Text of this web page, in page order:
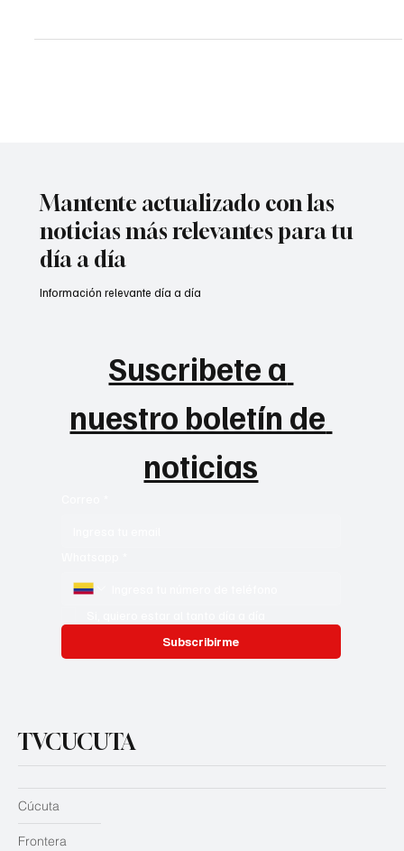
Mantente actualizado con las
noticias más relevantes para tu
día a día
Suscribete a
nuestro boletín de
noticias
Subscribirme
Información relevante día a día
TVCUCUTA
Cúcuta
Frontera